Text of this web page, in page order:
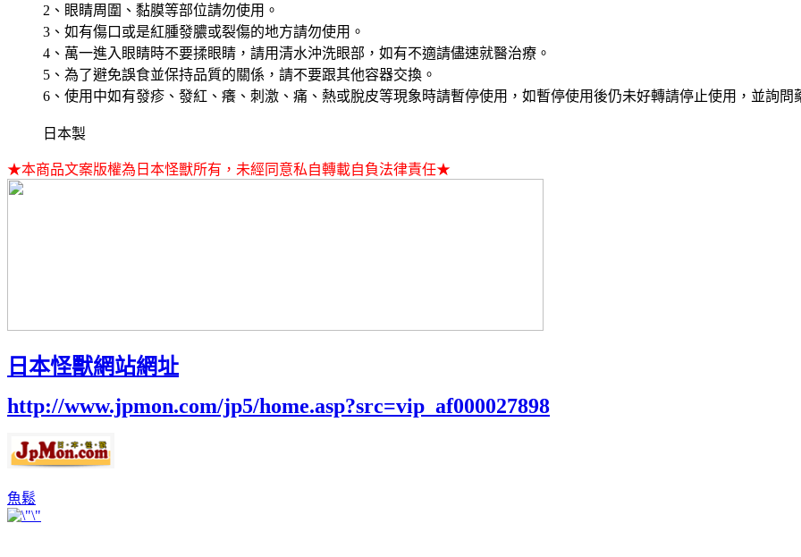
2、眼睛周圍、黏膜等部位請勿使用。
3、如有傷口或是紅腫發膿或裂傷的地方請勿使用。
4、萬一進入眼睛時不要揉眼睛，請用清水沖洗眼部，如有不適請儘速就醫治療。
5、為了避免誤食並保持品質的關係，請不要跟其他容器交換。
6、使用中如有發疹、發紅、癢、刺激、痛、熱或脫皮等現象時請暫停使用，如暫停使用後仍未好轉請停止使用，並詢問
日本製
★本商品文案版權為日本怪獸所有，未經同意私自轉載自負法律責任★
日本怪獸網站網址
http://www.jpmon.com/jp5/home.asp?src=vip_af000027898
魚鬆